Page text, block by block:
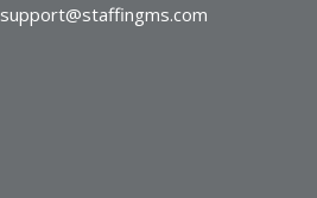
support@staffingms.com